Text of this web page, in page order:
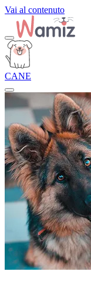
Vai al contenuto
CANE